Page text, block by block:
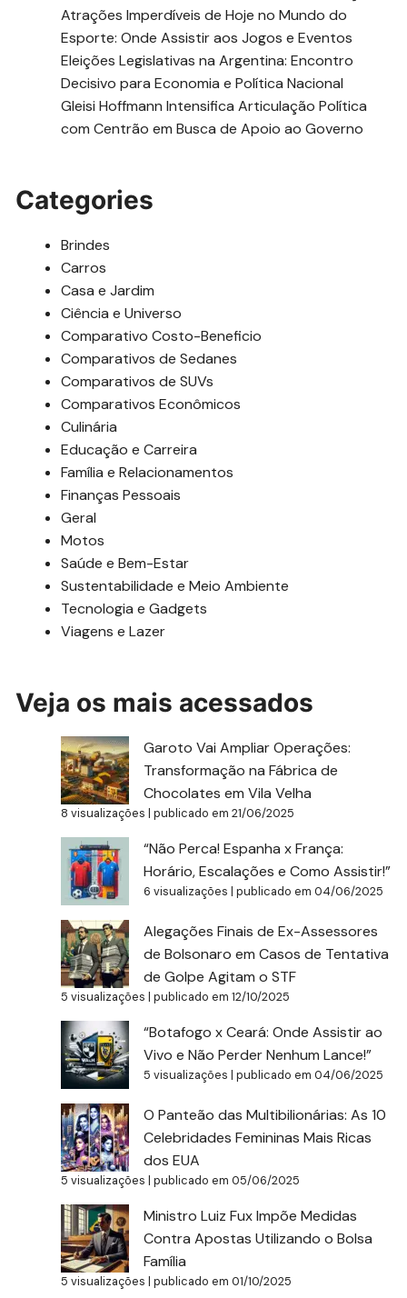
Atrações Imperdíveis de Hoje no Mundo do
Esporte: Onde Assistir aos Jogos e Eventos
Eleições Legislativas na Argentina: Encontro
Decisivo para Economia e Política Nacional
Gleisi Hoffmann Intensifica Articulação Política
com Centrão em Busca de Apoio ao Governo
Categories
Brindes
Carros
Casa e Jardim
Ciência e Universo
Comparativo Costo-Beneficio
Comparativos de Sedanes
Comparativos de SUVs
Comparativos Econômicos
Culinária
Educação e Carreira
Família e Relacionamentos
Finanças Pessoais
Geral
Motos
Saúde e Bem-Estar
Sustentabilidade e Meio Ambiente
Tecnologia e Gadgets
Viagens e Lazer
Veja os mais acessados
Garoto Vai Ampliar Operações:
Transformação na Fábrica de
Chocolates em Vila Velha
8 visualizações |publicado em 21/06/2025
“Não Perca! Espanha x França:
Horário, Escalações e Como Assistir!”
6 visualizações |publicado em 04/06/2025
Alegações Finais de Ex-Assessores
de Bolsonaro em Casos de Tentativa
de Golpe Agitam o STF
5 visualizações |publicado em 12/10/2025
“Botafogo x Ceará: Onde Assistir ao
Vivo e Não Perder Nenhum Lance!”
5 visualizações |publicado em 04/06/2025
O Panteão das Multibilionárias: As 10
Celebridades Femininas Mais Ricas
dos EUA
5 visualizações |publicado em 05/06/2025
Ministro Luiz Fux Impõe Medidas
Contra Apostas Utilizando o Bolsa
Família
5 visualizações |publicado em 01/10/2025